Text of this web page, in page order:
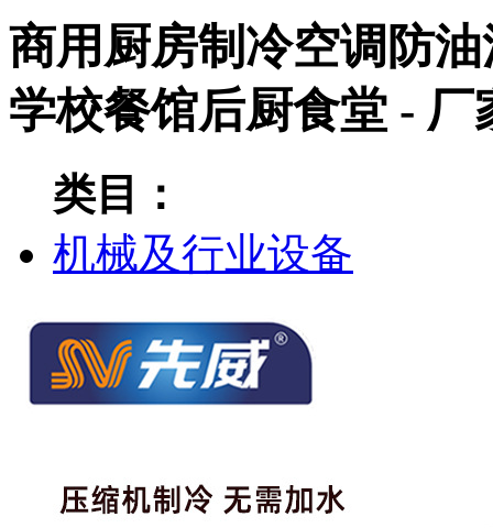
商用厨房制冷空调防
学校餐馆后厨食堂 - 厂
类目：
机械及行业设备